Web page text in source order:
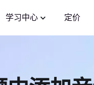
学习中心 定价